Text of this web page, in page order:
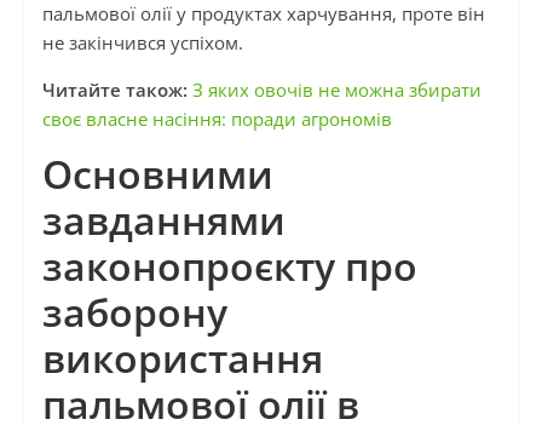
пальмової олії у продуктах харчування, проте він
не закінчився успіхом.
Читайте також: З яких овочів не можна збирати
своє власне насіння: поради агрономів
Основними
завданнями
законопроєкту про
заборону
використання
пальмової олії в